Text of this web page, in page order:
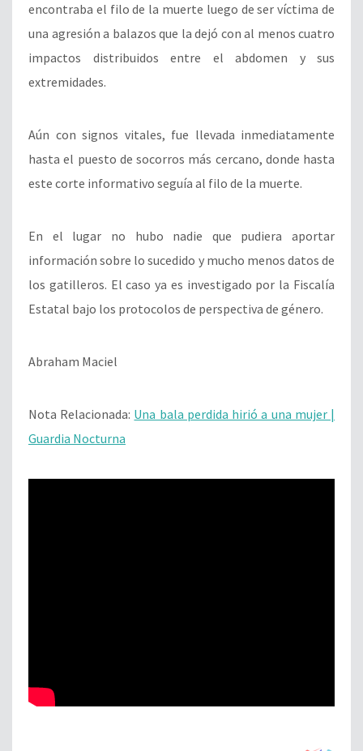
encontraba el filo de la muerte luego de ser víctima de
una agresión a balazos que la dejó con al menos cuatro
impactos distribuidos entre el abdomen y sus
extremidades.
Aún con signos vitales, fue llevada inmediatamente
hasta el puesto de socorros más cercano, donde hasta
este corte informativo seguía al filo de la muerte.
En el lugar no hubo nadie que pudiera aportar
información sobre lo sucedido y mucho menos datos de
los gatilleros. El caso ya es investigado por la Fiscalía
Estatal bajo los protocolos de perspectiva de género.
Abraham Maciel
Nota Relacionada: Una bala perdida hirió a una mujer |
Guardia Nocturna